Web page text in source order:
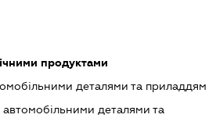
продуктами
деталями та приладдям
автомобільними деталями та